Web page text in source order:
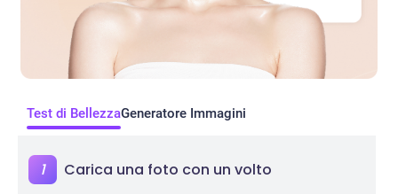
Test di BellezzaGeneratore Immagini
1 Carica una foto con un volto